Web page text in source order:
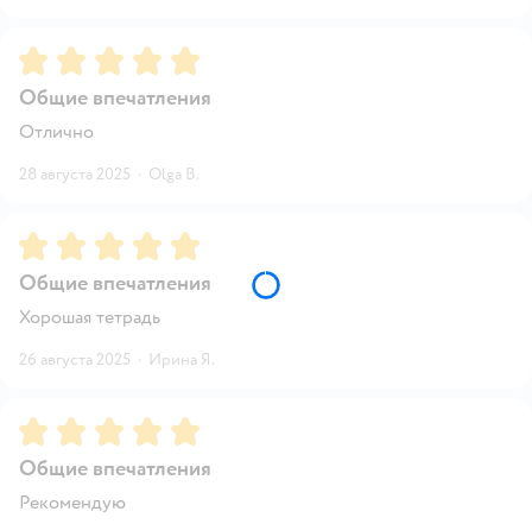
Рейтинг:5
Общие впечатления
Отлично
28 августа 2025 · Olga B.
Рейтинг:5
Общие впечатления
Хорошая тетрадь
26 августа 2025 · Ирина Я.
Рейтинг:5
Общие впечатления
Рекомендую